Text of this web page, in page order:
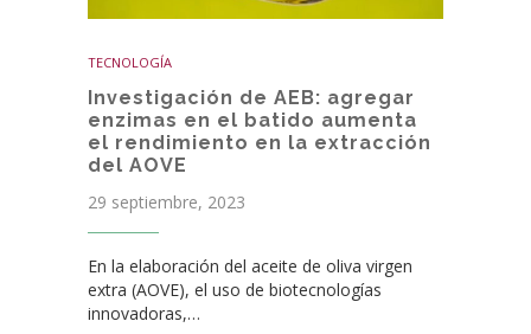
TECNOLOGÍA
Investigación de AEB: agregar
enzimas en el batido aumenta
el rendimiento en la extracción
del AOVE
29 septiembre, 2023
En la elaboración del aceite de oliva virgen
extra (AOVE), el uso de biotecnologías
innovadoras,…